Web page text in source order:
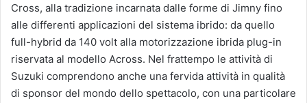
Cross, alla tradizione incarnata dalle forme di Jimny fino
alle differenti applicazioni del sistema ibrido: da quello
full-hybrid da 140 volt alla motorizzazione ibrida plug-in
riservata al modello Across. Nel frattempo le attività di
Suzuki comprendono anche una fervida attività in qualità
di sponsor del mondo dello spettacolo, con una particolare